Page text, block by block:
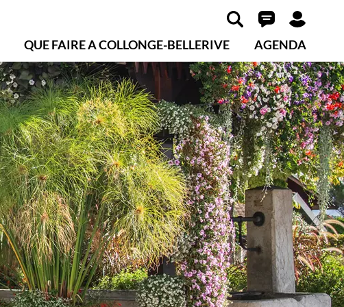
QUE FAIRE A COLLONGE-BELLERIVE AGENDA